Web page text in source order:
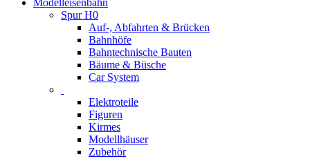
Modelleisenbahn
Spur H0
Auf-, Abfahrten & Brücken
Bahnhöfe
Bahntechnische Bauten
Bäume & Büsche
Car System
Elektroteile
Figuren
Kirmes
Modellhäuser
Zubehör